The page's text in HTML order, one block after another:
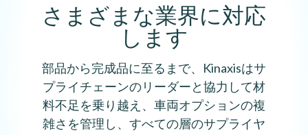
さまざまな業界に対応
します
部品から完成品に至るまで、Kinaxisはサ
プライチェーンのリーダーと協力して材
料不足を乗り越え、車両オプションの複
雑さを管理し、すべての層のサプライヤ